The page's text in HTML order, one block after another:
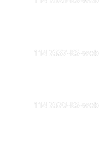
114 7337-KS-web
114 7370-KS-web